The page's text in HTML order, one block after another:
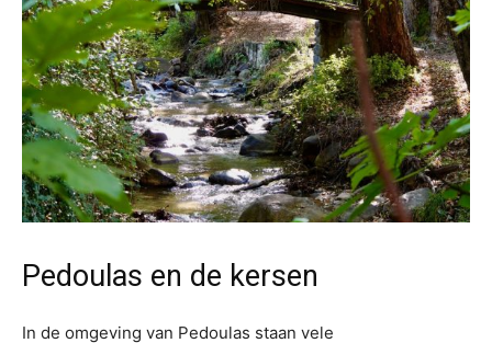
Pedoulas en de kersen
In de omgeving van Pedoulas staan vele